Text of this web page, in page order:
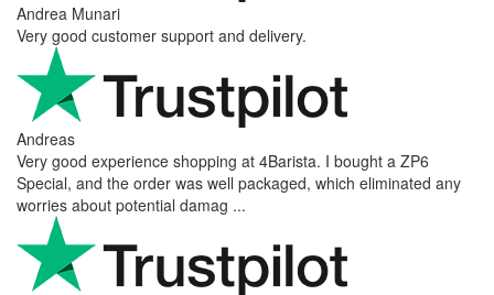
Andrea Munari
Very good customer support and delivery.
Andreas
Very good experience shopping at 4Barista. I bought a ZP6
Special, and the order was well packaged, which eliminated any
worries about potential damag ...